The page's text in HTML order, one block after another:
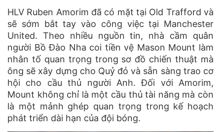
HLV Ruben Amorim đã có mặt tại Old Trafford và
sẽ sớm bắt tay vào công việc tại Manchester
United. Theo nhiều nguồn tin, nhà cầm quân
người Bồ Đào Nha coi tiền vệ Mason Mount làm
nhân tố quan trọng trong sơ đồ chiến thuật mà
ông sẽ xây dựng cho Quỷ đỏ và sẵn sàng trao cơ
hội cho cầu thủ người Anh. Đối với Amorim,
Mount không chỉ là một cầu thủ tài năng mà còn
là một mảnh ghép quan trọng trong kế hoạch
phát triển dài hạn của đội bóng.